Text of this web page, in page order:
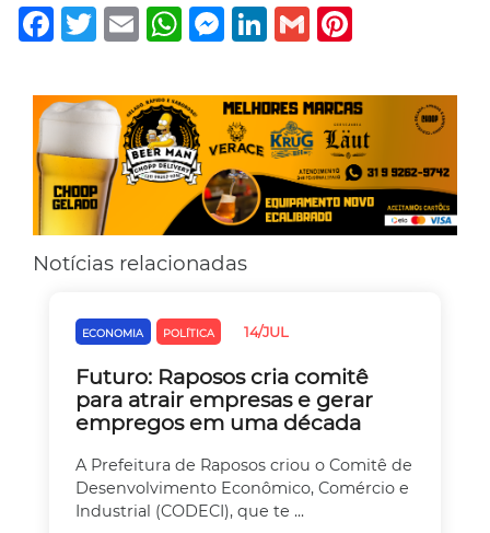
Facebook
TwitterEmail WhatsAppMessenger
LinkedIn
Gmail
Notícias relacionadas
ECONOMIA POLÍTICA 14/JUL
Futuro: Raposos cria comitê
para atrair empresas e gerar
empregos em uma década
A Prefeitura de Raposos criou o Comitê de
Desenvolvimento Econômico, Comércio e
Industrial (CODECI), que te ...